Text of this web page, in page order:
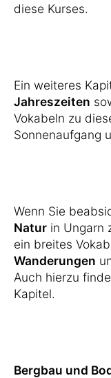
diese Kurses.
Ein weiteres
Jahreszeiten
Vokabeln zu
Sonnenaufgang
Wenn Sie
Natur in Ungarn
ein breites
Wanderungen
Auch hierzu
Kapitel.
Bergbau und